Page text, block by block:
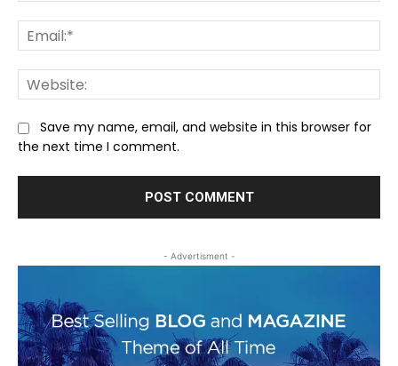
Save my name, email, and website in this browser for
the next time I comment.
- Advertisment -